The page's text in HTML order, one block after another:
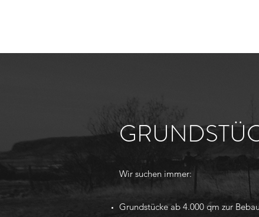
Wir suchen immer:
Grundstücke ab 4.000 qm zur